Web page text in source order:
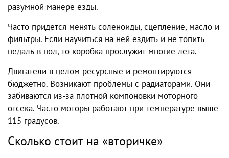
разумной манере езды.
Часто придется менять соленоиды, сцепление, масло и
фильтры. Если научиться на ней ездить и не топить
педаль в пол, то коробка прослужит многие лета.
Двигатели в целом ресурсные и ремонтируются
бюджетно. Возникают проблемы с радиаторами. Они
забиваются из-за плотной компоновки моторного
отсека. Часто моторы работают при температуре выше
115 градусов.
Сколько стоит на «вторичке»